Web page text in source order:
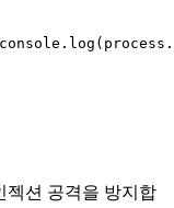
젝션 공격을 방지합